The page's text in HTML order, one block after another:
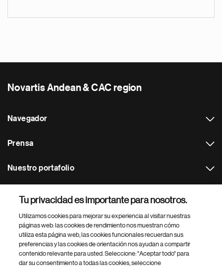
Novartis Andean & CAC region
Navegador
Prensa
Nuestro portafolio
Footer Site Search
Tu privacidad es importante para nosotros.
Utilizamos cookies para mejorar su experiencia al visitar nuestras
páginas web: las cookies de rendimiento nos muestran cómo
utiliza esta página web, las cookies funcionales recuerdan sus
preferencias y las cookies de orientación nos ayudan a compartir
contenido relevante para usted. Seleccione: "Aceptar todo" para
dar su consentimiento a todas las cookies, seleccione